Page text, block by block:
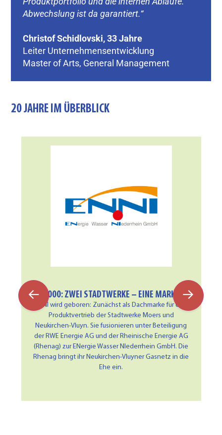
Abwechslung ist da garantiert.“
Christof Schidlovski, 33 Jahre
Leiter Unternehmensentwicklung
Master of Arts, General Management
20 JAHRE IM ÜBERBLICK
2000: ZWEI STADTWERKE – EINE MARKE
ENNI wird geboren: Zunächst als Dachmarke für den
Produktvertrieb der Stadtwerke Moers und
Neukirchen-Vluyn. Sie fusionieren unter Beteiligung
der RWE Energie AG und der Rheinische Energie AG
(Rhenag) zur ENergie Wasser NIederrhein GmbH. Die
Rhenag bringt ihr Neukirchen-Vluyner Gasnetz in die
Ehe ein.